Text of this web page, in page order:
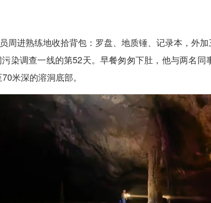
周进熟练地收拾背包：罗盘、地质锤、记录本，
染调查一线的第52天。早餐匆匆下肚，他与两名
米深的溶洞底部。